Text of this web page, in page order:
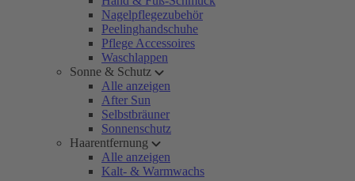
Nagelpflegezubehör
Peelinghandschuhe
Pflege Accessoires
Waschlappen
Sonne & Schutz
Alle anzeigen
After Sun
Selbstbräuner
Sonnenschutz
Haarentfernung
Alle anzeigen
Kalt- & Warmwachs